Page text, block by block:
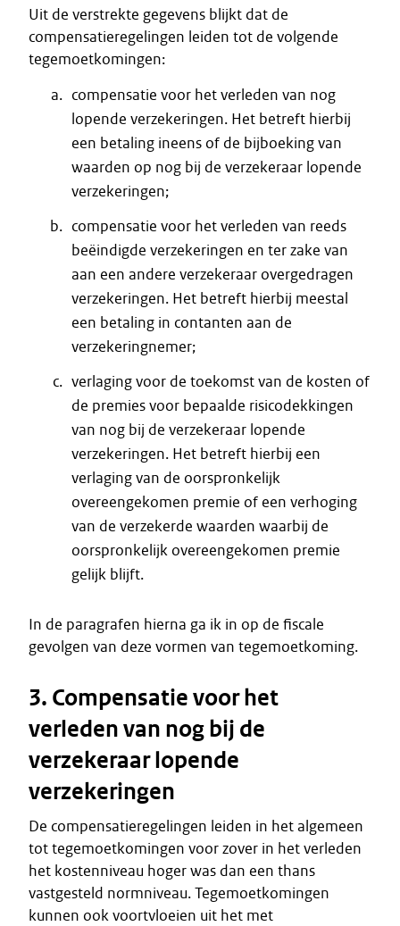
Uit de verstrekte gegevens blijkt dat de
compensatieregelingen leiden tot de volgende
tegemoetkomingen:
compensatie voor het verleden van nog
lopende verzekeringen. Het betreft hierbij
een betaling ineens of de bijboeking van
waarden op nog bij de verzekeraar lopende
verzekeringen;
compensatie voor het verleden van reeds
beëindigde verzekeringen en ter zake van
aan een andere verzekeraar overgedragen
verzekeringen. Het betreft hierbij meestal
een betaling in contanten aan de
verzekeringnemer;
verlaging voor de toekomst van de kosten of
de premies voor bepaalde risicodekkingen
van nog bij de verzekeraar lopende
verzekeringen. Het betreft hierbij een
verlaging van de oorspronkelijk
overeengekomen premie of een verhoging
van de verzekerde waarden waarbij de
oorspronkelijk overeengekomen premie
gelijk blijft.
In de paragrafen hierna ga ik in op de fiscale
gevolgen van deze vormen van tegemoetkoming.
3. Compensatie voor het
verleden van nog bij de
verzekeraar lopende
verzekeringen
De compensatieregelingen leiden in het algemeen
tot tegemoetkomingen voor zover in het verleden
het kostenniveau hoger was dan een thans
vastgesteld normniveau. Tegemoetkomingen
kunnen ook voortvloeien uit het met